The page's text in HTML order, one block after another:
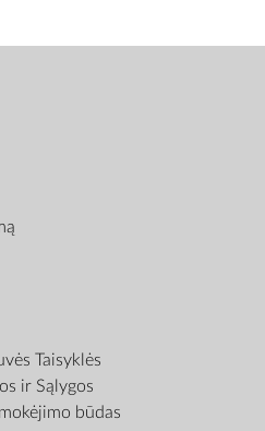
Taisyklės
ir Sąlygos
būdas